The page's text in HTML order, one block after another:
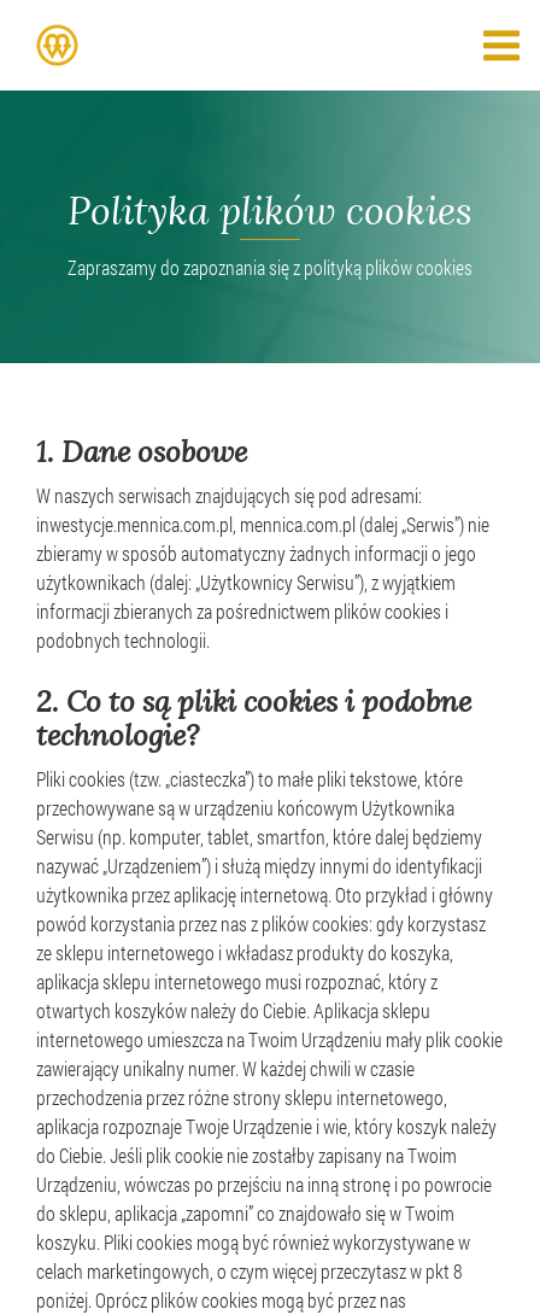
Polityka plików cookies
Zapraszamy do zapoznania się z polityką plików cookies
1. Dane osobowe
W naszych serwisach znajdujących się pod adresami:
inwestycje.mennica.com.pl, mennica.com.pl (dalej „Serwis”) nie
zbieramy w sposób automatyczny żadnych informacji o jego
użytkownikach (dalej: „Użytkownicy Serwisu”), z wyjątkiem
informacji zbieranych za pośrednictwem plików cookies i
podobnych technologii.
2. Co to są pliki cookies i podobne
technologie?
Pliki cookies (tzw. „ciasteczka”) to małe pliki tekstowe, które
przechowywane są w urządzeniu końcowym Użytkownika
Serwisu (np. komputer, tablet, smartfon, które dalej będziemy
nazywać „Urządzeniem”) i służą między innymi do identyfikacji
użytkownika przez aplikację internetową. Oto przykład i główny
powód korzystania przez nas z plików cookies: gdy korzystasz
ze sklepu internetowego i wkładasz produkty do koszyka,
aplikacja sklepu internetowego musi rozpoznać, który z
otwartych koszyków należy do Ciebie. Aplikacja sklepu
internetowego umieszcza na Twoim Urządzeniu mały plik cookie
zawierający unikalny numer. W każdej chwili w czasie
przechodzenia przez różne strony sklepu internetowego,
aplikacja rozpoznaje Twoje Urządzenie i wie, który koszyk należy
do Ciebie. Jeśli plik cookie nie zostałby zapisany na Twoim
Urządzeniu, wówczas po przejściu na inną stronę i po powrocie
do sklepu, aplikacja „zapomni” co znajdowało się w Twoim
koszyku. Pliki cookies mogą być również wykorzystywane w
celach marketingowych, o czym więcej przeczytasz w pkt 8
poniżej. Oprócz plików cookies mogą być przez nas